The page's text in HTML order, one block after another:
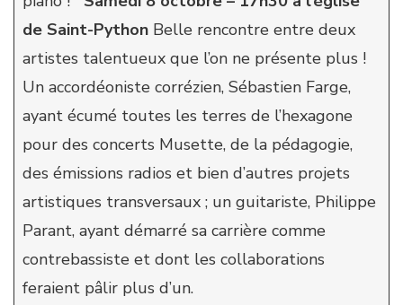
de Saint-Python Belle rencontre entre deux
artistes talentueux que l’on ne présente plus !
Un accordéoniste corrézien, Sébastien Farge,
ayant écumé toutes les terres de l’hexagone
pour des concerts Musette, de la pédagogie,
des émissions radios et bien d’autres projets
artistiques transversaux ; un guitariste, Philippe
Parant, ayant démarré sa carrière comme
contrebassiste et dont les collaborations
feraient pâlir plus d’un.